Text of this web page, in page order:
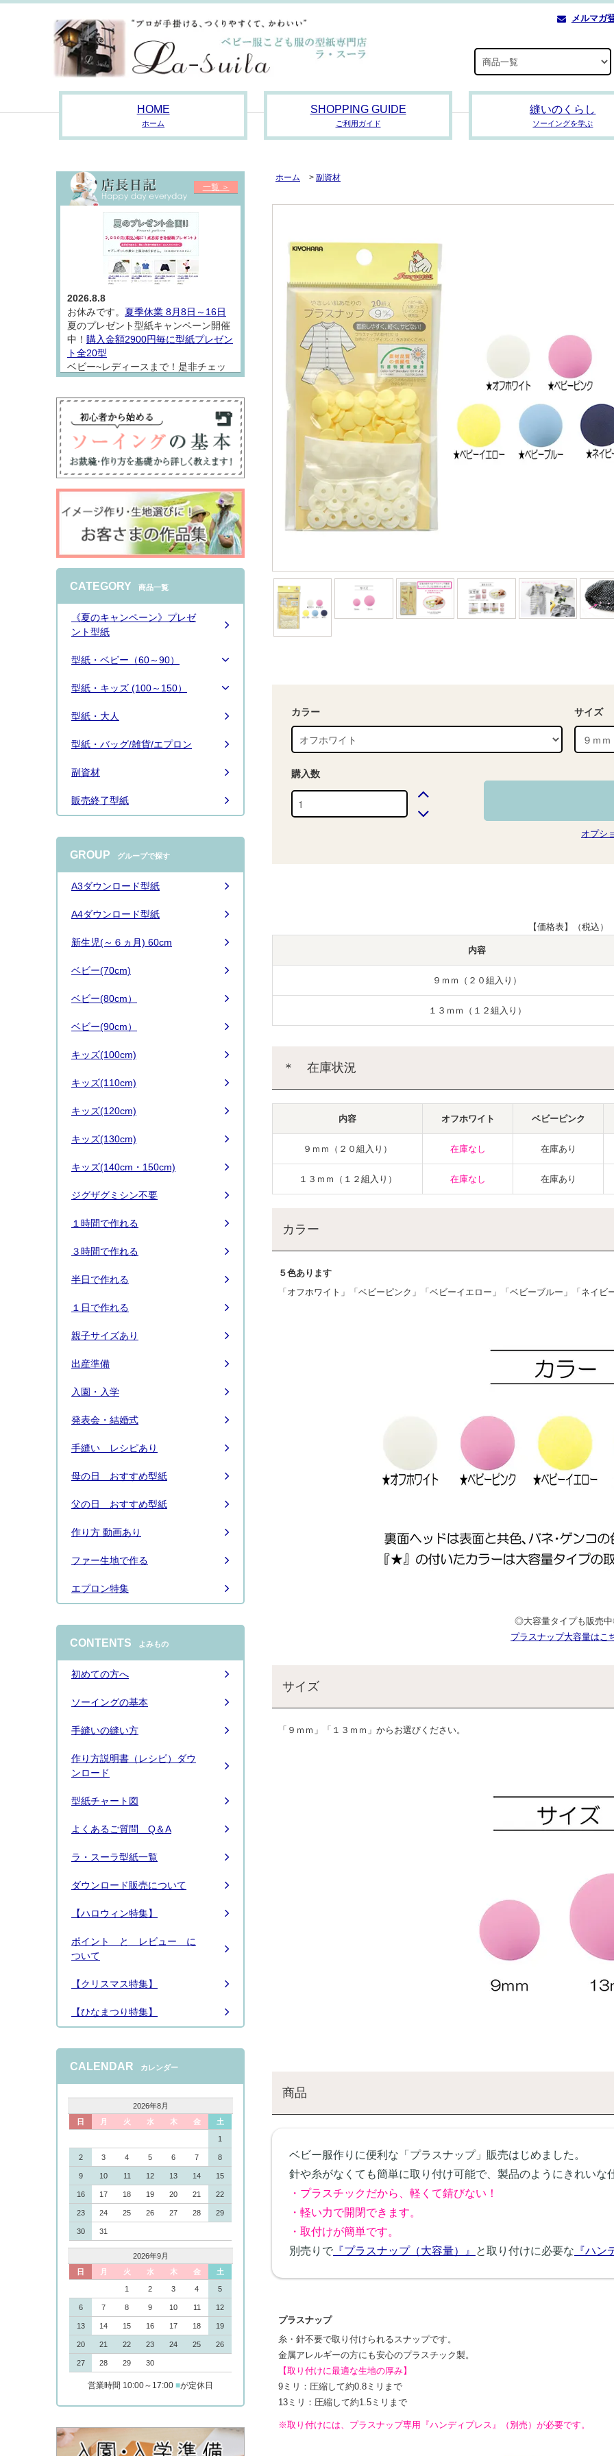
メルマガ
HOME
ホーム
SHOPPING GUIDE
ご利用ガイド
縫いのくらし
ソーイングを学ぶ
ホーム > 副資材
カラー サイズ
購入数
オプシ
【価格表】（税込）
内容
９ｍｍ（２０組入り）
１３ｍｍ（１２組入り）
＊ 在庫状況
内容 オフホワイト ベビーピンク
９ｍｍ（２０組入り） 在庫なし 在庫あり
１３ｍｍ（１２組入り） 在庫なし 在庫あり
カラー
５色あります
「オフホワイト」「ベビーピンク」「ベビーイエロー」「ベビーブルー」「ネイビ
◎大容量タイプも販売
プラスナップ大容量はこ
サイズ
「９ｍｍ」「１３ｍｍ」からお選びください。
商品
ベビー服作りに便利な「プラスナップ」販売はじめました。
針や糸がなくても簡単に取り付け可能で、製品のようにきれいな
・プラスチックだから、軽くて錆びない！
・軽い力で開閉できます。
・取付けが簡単です。
別売りで 『プラスナップ（大容量）』 と取り付けに必要な 『ハン
プラスナップ
糸・針不要で取り付けられるスナップです。
金属アレルギーの方にも安心のプラスチック製。
【取り付けに最適な生地の厚み】
9ミリ：圧縮して約0.8ミリまで
13ミリ：圧縮して約1.5ミリまで
※取り付けには、プラスナップ専用『ハンディプレス』（別売）が必要です。
一覧 ＞
2026.8.8
お休みです。 夏季休業 8月8日～16日
夏のプレゼント型紙キャンペーン開催
中！ 購入金額2900円毎に型紙プレゼン
ト全20型
ベビー~レディースまで！是非チェッ
クしてソーイング楽しんでください
型紙「アロハシャツロンパース」をW
ガーゼでお仕立てしました。 なんとも
着心地の良さそうな一着になりました
♪シンプルなオープンカラーシャツは
普段着にもちょっとおめかしにも使い
やすくておススメインスタで詳しくご
続きはこちら
CATEGORY 商品一覧
《夏のキャンペーン》プレゼ
ント型紙
型紙・ベビー（60～90）
型紙・キッズ (100～150）
型紙・大人
型紙・バッグ/雑貨/エプロン
副資材
販売終了型紙
GROUP グループで探す
A3ダウンロード型紙
A4ダウンロード型紙
新生児(～６ヵ月) 60cm
ベビー(70cm)
ベビー(80cm）
ベビー(90cm）
キッズ(100cm)
キッズ(110cm)
キッズ(120cm)
キッズ(130cm)
キッズ(140cm・150cm)
ジグザグミシン不要
１時間で作れる
３時間で作れる
半日で作れる
１日で作れる
親子サイズあり
出産準備
入園・入学
発表会・結婚式
手縫い レシピあり
母の日 おすすめ型紙
父の日 おすすめ型紙
作り方 動画あり
ファー生地で作る
エプロン特集
CONTENTS よみもの
初めての方へ
ソーイングの基本
手縫いの縫い方
作り方説明書（レシピ）ダウ
ンロード
型紙チャート図
よくあるご質問 Q＆A
ラ・スーラ型紙一覧
ダウンロード販売について
【ハロウィン特集】
ポイント と レビュー に
ついて
【クリスマス特集】
【ひなまつり特集】
CALENDAR カレンダー
2026年8月
日
月 火 水 木 金 土
1
2 3 4 5 6 7 8
9 10 11 12 13 14 15
16 17 18 19 20 21 22
23 24 25 26 27 28 29
30 31
2026年9月
日
月 火 水 木 金 土
1 2 3 4 5
6 7 8 9 10 11 12
13 14 15 16 17 18 19
20 21 22 23 24 25 26
27 28 29 30
営業時間 10:00～17:00 ■が定休日